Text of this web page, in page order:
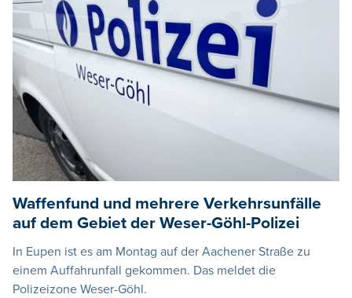
Waffenfund und mehrere Verkehrsunfälle
auf dem Gebiet der Weser-Göhl-Polizei
In Eupen ist es am Montag auf der Aachener Straße zu
einem Auffahrunfall gekommen. Das meldet die
Polizeizone Weser-Göhl.